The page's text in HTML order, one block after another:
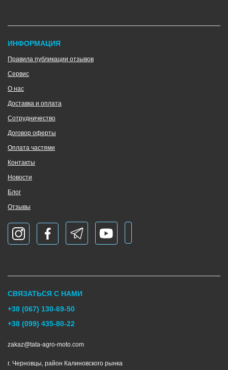
ИНФОРМАЦИЯ
Правила публикации отзывов
Сервис
О нас
Доставка и оплата
Сотрудничество
Договор оферты
Оплата частями
Контакты
Новости
Блог
Отзывы
СВЯЗАТЬСЯ С НАМИ
+38 (067) 130-69-50
+38 (099) 435-80-22
zakaz@tata-agro-moto.com
г. Черновцы, район Калиновского рынка